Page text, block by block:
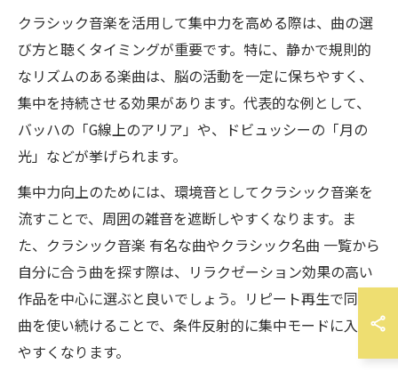
クラシック音楽を活用して集中力を高める際は、曲の選
び方と聴くタイミングが重要です。特に、静かで規則的
なリズムのある楽曲は、脳の活動を一定に保ちやすく、
集中を持続させる効果があります。代表的な例として、
バッハの「G線上のアリア」や、ドビュッシーの「月の
光」などが挙げられます。
集中力向上のためには、環境音としてクラシック音楽を
流すことで、周囲の雑音を遮断しやすくなります。ま
た、クラシック音楽 有名な曲やクラシック名曲 一覧から
自分に合う曲を探す際は、リラクゼーション効果の高い
作品を中心に選ぶと良いでしょう。リピート再生で同じ
曲を使い続けることで、条件反射的に集中モードに入り
やすくなります。